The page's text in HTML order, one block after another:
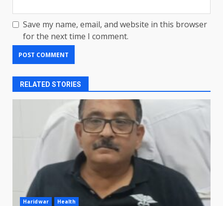
Save my name, email, and website in this browser
for the next time I comment.
RELATED STORIES
Haridwar Health